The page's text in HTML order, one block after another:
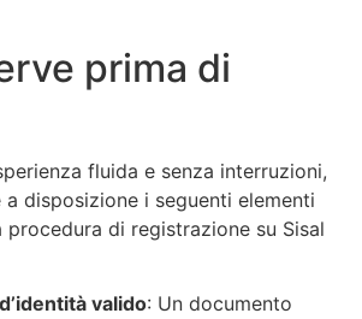
prima di
fluida e senza interruzioni,
disposizione i seguenti elementi
procedura di registrazione su Sisal
valido: Un documento